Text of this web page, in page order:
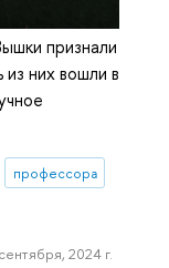
признали
них вошли в
профессора
2024 г.